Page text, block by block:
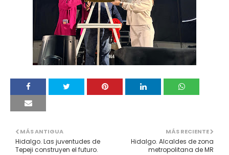
MÁS RECIENTE
Hidalgo. Alcaldes de zona
metropolitana de MR
MÁS ANTIGUA
Hidalgo. Las juventudes de
Tepeji construyen el futuro.